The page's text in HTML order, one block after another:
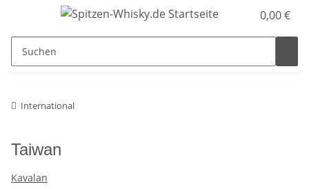
0,00 €
International
Taiwan
Kavalan